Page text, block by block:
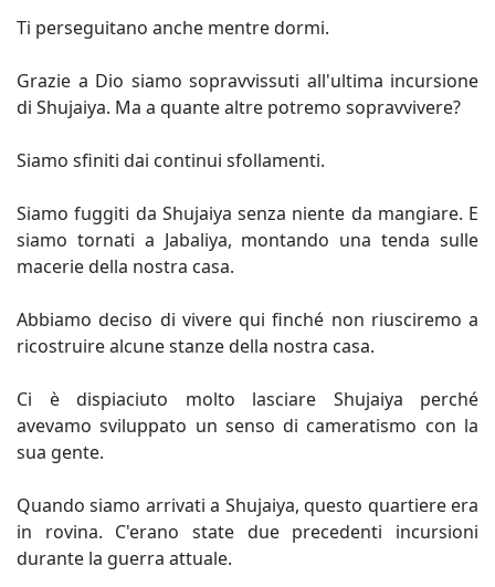
Ti perseguitano anche mentre dormi.
Grazie a Dio siamo sopravvissuti all'ultima incursione
di Shujaiya. Ma a quante altre potremo sopravvivere?
Siamo sfiniti dai continui sfollamenti.
Siamo fuggiti da Shujaiya senza niente da mangiare. E
siamo tornati a Jabaliya, montando una tenda sulle
macerie della nostra casa.
Abbiamo deciso di vivere qui finché non riusciremo a
ricostruire alcune stanze della nostra casa.
Ci è dispiaciuto molto lasciare Shujaiya perché
avevamo sviluppato un senso di cameratismo con la
sua gente.
Quando siamo arrivati a Shujaiya, questo quartiere era
in rovina. C'erano state due precedenti incursioni
durante la guerra attuale.